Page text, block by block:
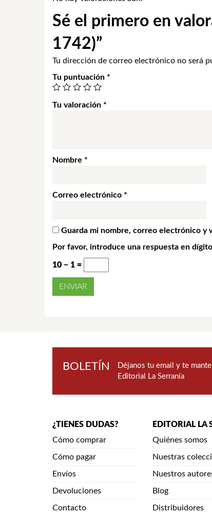
Sé el primero en
1742)”
Tu dirección de correo electrónico no será
Tu puntuación *
Tu valoración *
Nombre *
Correo electrónico *
Guarda mi nombre, correo electrónico y
Por favor, introduce una respuesta en
10 − 1 =
BOLETÍN
Déjanos tu email y te
Editorial La Serranía
¿TIENES DUDAS?
Cómo comprar
Cómo pagar
Envíos
Devoluciones
Contacto
EDITORIAL LA
Quiénes somos
Nuestras
Nuestros
Blog
Distribuidores